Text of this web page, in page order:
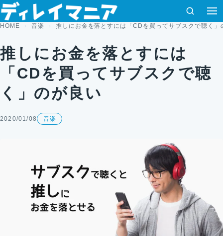
コンテンツへスキップ
検索
HOME 音楽 推しにお金を落とすには「CDを買ってサブスクで聴く」
推しにお金を落とすには
「CDを買ってサブスクで聴
く」のが良い
2020/01/08 音楽